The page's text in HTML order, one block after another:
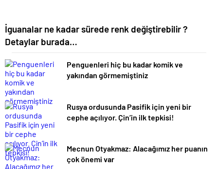
İguanalar ne kadar sürede renk değiştirebilir ?
Detaylar burada…
Penguenleri hiç bu kadar komik ve
yakından görmemiştiniz
Rusya ordusunda Pasifik için yeni bir
cephe açılıyor. Çin’in ilk tepkisi!
Mecnun Otyakmaz: Alacağımız her puanın
çok önemi var